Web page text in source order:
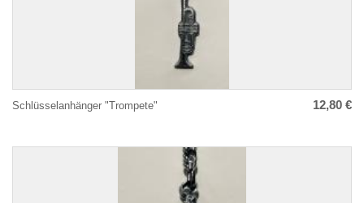
Schlüsselanhänger "Trompete" 12,80 €